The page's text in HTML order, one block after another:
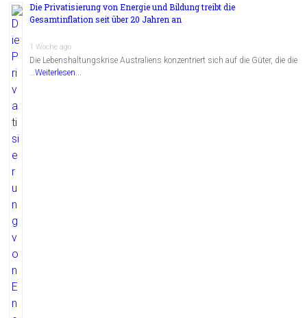
Die Privatisierung von Energie und Bildung treibt die
Gesamtinflation seit über 20 Jahren an
1 Woche ago
Die Lebenshaltungskrise Australiens konzentriert sich auf die Güter, die die
…Weiterlesen...